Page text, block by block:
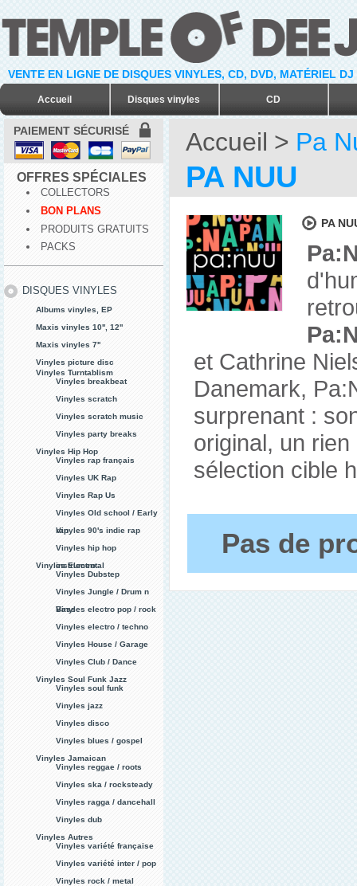
VENTE EN LIGNE DE DISQUES VINYLES, CD, DVD, MATÉRIEL
Accueil Disques vinyles CD
PAIEMENT SÉCURISÉ
OFFRES SPÉCIALES
COLLECTORS
BON PLANS
PRODUITS GRATUITS
PACKS
DISQUES VINYLES
Albums vinyles, EP
Maxis vinyles 10'', 12''
Maxis vinyles 7''
Vinyles picture disc
Vinyles Turntablism
Vinyles breakbeat
Vinyles scratch
Vinyles scratch music
Vinyles party breaks
Vinyles Hip Hop
Vinyles rap français
Vinyles UK Rap
Vinyles Rap Us
Vinyles Old school / Early
rap
Vinyles 90's indie rap
Vinyles hip hop
instrumental
Vinyles Electro
Vinyles Dubstep
Vinyles Jungle / Drum n
Bass
Vinyles electro pop / rock
Vinyles electro / techno
Vinyles House / Garage
Vinyles Club / Dance
Vinyles Soul Funk Jazz
Vinyles soul funk
Vinyles jazz
Vinyles disco
Vinyles blues / gospel
Vinyles Jamaican
Vinyles reggae / roots
Vinyles ska / rocksteady
Vinyles ragga / dancehall
Vinyles dub
Vinyles Autres
Vinyles variété française
Vinyles variété inter / pop
Vinyles rock / metal
Accueil > Pa
PA NUU
PA
et Cathrine
Danemark,
surprenant :
original, un
sélection cible
Pas de